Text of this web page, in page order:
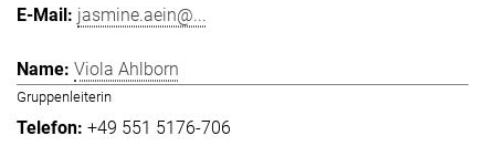
jasmine.aein@...
Viola Ahlborn
Gruppenleiterin
+49 551 5176-706